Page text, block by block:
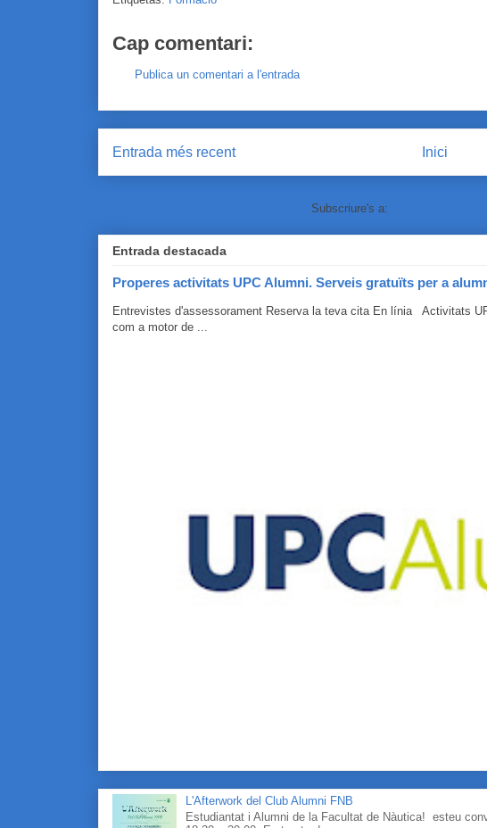
Cap comentari:
Publica un comentari a l'entrada
Entrada més recent Inici
Subscriure's a:
Entrada destacada
Properes activitats UPC Alumni. Serveis gratuïts per a
Entrevistes d'assessorament Reserva la teva cita En línia Activitats
com a motor de ...
L'Afterwork del Club Alumni FNB
Estudiantat i Alumni de la Facultat de Nàutica! esteu